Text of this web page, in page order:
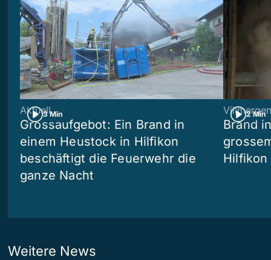
3 Min
Aktuell
Grossaufgebot: Ein Brand in
einem Heustock in Hilfikon
beschäftigt die Feuerwehr die
ganze Nacht
2 Min
Villmergen
Brand
Hilfikon
Weitere News